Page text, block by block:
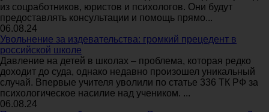
из соцработников, юристов и психологов. Они будут
предоставлять консультации и помощь прямо...
06.08.24
Увольнение за издевательства: громкий прецедент в
российской школе
Давление на детей в школах – проблема, которая редко
доходит до суда, однако недавно произошел уникальный
случай. Впервые учителя уволили по статье 336 ТК РФ за
психологическое насилие над учеником. ...
06.08.24